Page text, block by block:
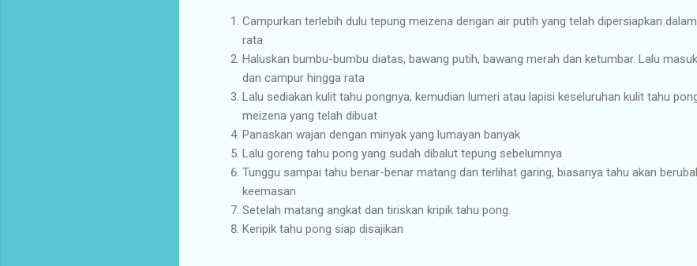
Campurkan terlebih dulu tepung meizena dengan air putih yang telah dipersiapkan
rata
Haluskan bumbu-bumbu diatas, bawang putih, bawang merah dan ketumbar. Lalu
dan campur hingga rata
Lalu sediakan kulit tahu pongnya, kemudian lumeri atau lapisi keseluruhan kulit tahu
meizena yang telah dibuat
Panaskan wajan dengan minyak yang lumayan banyak
Lalu goreng tahu pong yang sudah dibalut tepung sebelumnya
Tunggu sampai tahu benar-benar matang dan terlihat garing, biasanya tahu akan
keemasan
Setelah matang angkat dan tiriskan kripik tahu pong.
Keripik tahu pong siap disajikan